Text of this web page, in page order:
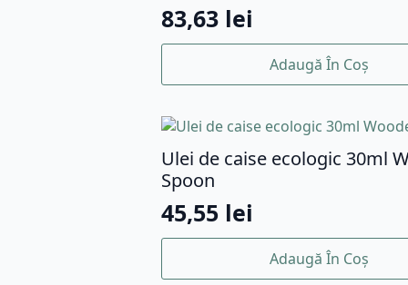
83,63 lei
Adaugă În Coș
Ulei de caise ecologic 30ml
Spoon
45,55 lei
Adaugă În Coș